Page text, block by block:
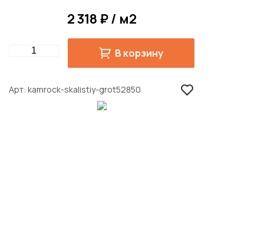
2 318 ₽ / м2
Quantity В корзину
Арт kamrock-skalistiy-grot52850